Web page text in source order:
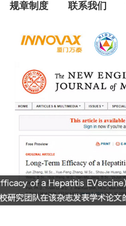
规章制度 联系我们